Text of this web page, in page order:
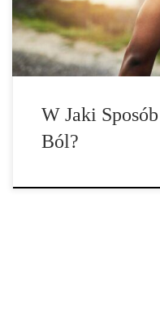
przeciwbólowym. Jak
wbudowany system
W Jaki
Ból?